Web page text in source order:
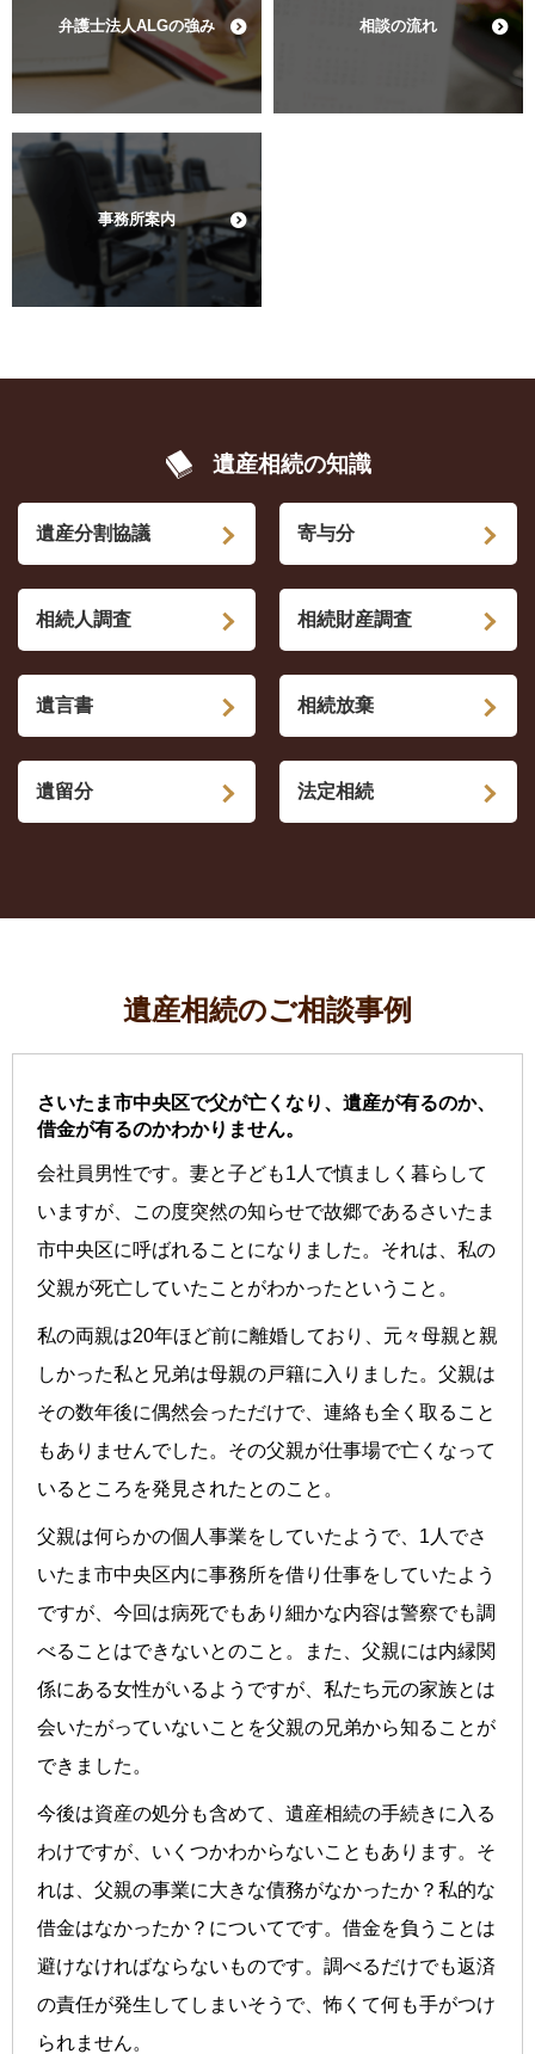
弁護士法人ALGの強み 相談の流れ
事務所案内
遺産相続の知識
遺産分割協議 寄与分
相続人調査 相続財産調査
遺言書 相続放棄
遺留分 法定相続
遺産相続のご相談事例
さいたま市中央区で父が亡くなり、遺産が有るのか、
借金が有るのかわかりません。
会社員男性です。妻と子ども1人で慎ましく暮らして
いますが、この度突然の知らせで故郷であるさいたま
市中央区に呼ばれることになりました。それは、私の
父親が死亡していたことがわかったということ。
私の両親は20年ほど前に離婚しており、元々母親と親
しかった私と兄弟は母親の戸籍に入りました。父親は
その数年後に偶然会っただけで、連絡も全く取ること
もありませんでした。その父親が仕事場で亡くなって
いるところを発見されたとのこと。
父親は何らかの個人事業をしていたようで、1人でさ
いたま市中央区内に事務所を借り仕事をしていたよう
ですが、今回は病死でもあり細かな内容は警察でも調
べることはできないとのこと。また、父親には内縁関
係にある女性がいるようですが、私たち元の家族とは
会いたがっていないことを父親の兄弟から知ることが
できました。
今後は資産の処分も含めて、遺産相続の手続きに入る
わけですが、いくつかわからないこともあります。そ
れは、父親の事業に大きな債務がなかったか？私的な
借金はなかったか？についてです。借金を負うことは
避けなければならないものです。調べるだけでも返済
の責任が発生してしまいそうで、怖くて何も手がつけ
られません。